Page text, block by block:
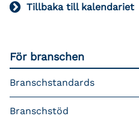
Tillbaka till kalendariet
För branschen
Branschstandards
Branschstöd